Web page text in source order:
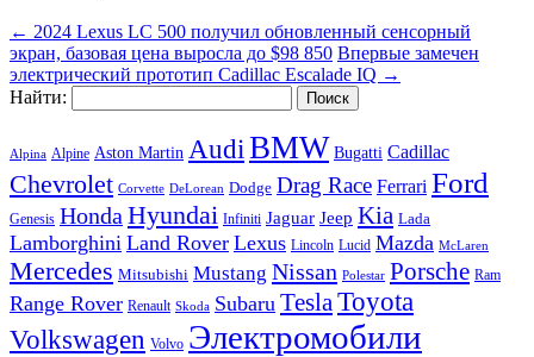
← 2024 Lexus LC 500 получил обновленный сенсорный
экран, базовая цена выросла до $98 850 Впервые замечен
электрический прототип Cadillac Escalade IQ →
Найти:
Alpina Alpine Aston Martin Audi BMW Bugatti Cadillac
Chevrolet Corvette DeLorean Dodge Drag Race Ferrari Ford
Genesis Honda Hyundai Infiniti Jaguar Jeep Kia Lada
Lamborghini Land Rover Lexus Lincoln Lucid Mazda McLaren
Mercedes Mitsubishi Mustang Nissan Polestar Porsche Ram
Range Rover Renault Skoda Subaru TeslaToyota
Volkswagen Volvo Электромобили